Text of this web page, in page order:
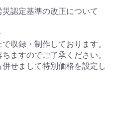
認定基準の改正について
収録・制作しております。
ますのでご了承ください。
せまして特別価格を設定し